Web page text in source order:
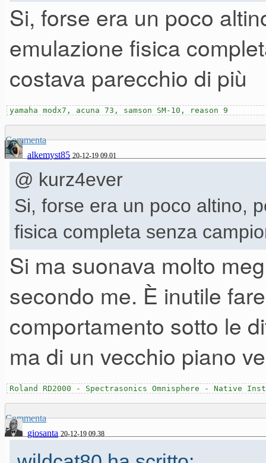
Si, forse era un poco
emulazione fisica
costava parecchio di più
yamaha modx7, acuna 73, samson SM-10, reason 9
Commenta
alkemyst85 20-12-19 09.01
@ kurz4ever
Si, forse era un poco altino,
fisica completa senza
Si ma suonava molto
secondo me. È inutile
comportamento sotto le
ma di un vecchio piano
Roland RD2000 - Spectrasonics Omnisphere - Native
Commenta
giosanta 20-12-19 09.38